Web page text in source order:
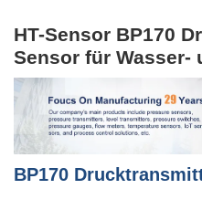
HT-Sensor BP170
Sensor für Wasser-
BP170